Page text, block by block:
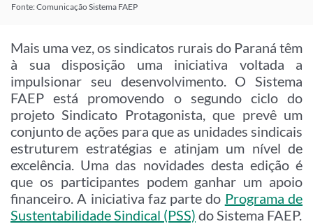
Fonte: Comunicação Sistema FAEP
Mais uma vez, os sindicatos rurais do Paraná têm
à sua disposição uma iniciativa voltada a
impulsionar seu desenvolvimento. O Sistema
FAEP está promovendo o segundo ciclo do
projeto Sindicato Protagonista, que prevê um
conjunto de ações para que as unidades sindicais
estruturem estratégias e atinjam um nível de
excelência. Uma das novidades desta edição é
que os participantes podem ganhar um apoio
financeiro. A iniciativa faz parte do Programa de
Sustentabilidade Sindical (PSS) do Sistema FAEP.